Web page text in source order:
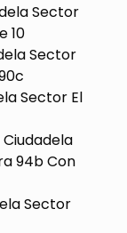
Sector
10
Sector
Sector El
Ciudadela
94b Con
Sector